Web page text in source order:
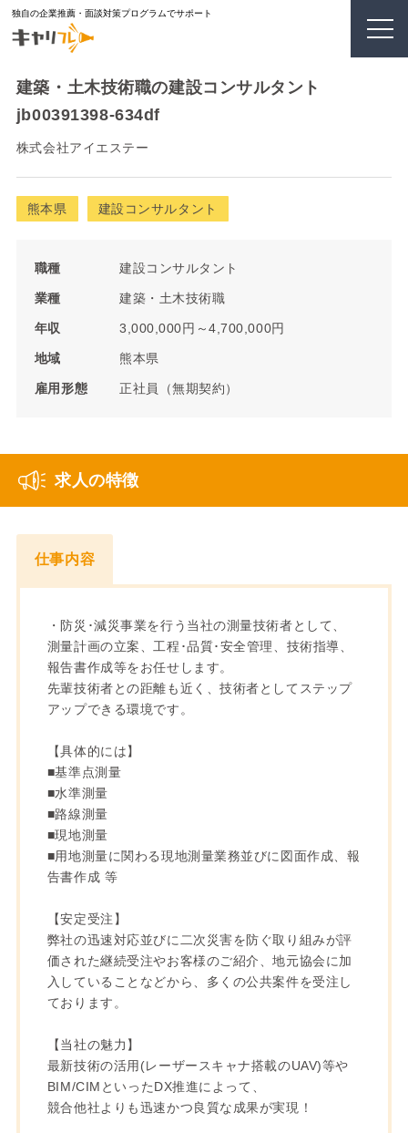
独自の企業推薦・面談対策プログラムでサポート
建築・土木技術職の建設コンサルタント
jb00391398-634df
株式会社アイエステー
熊本県 建設コンサルタント
職種 建設コンサルタント
業種 建築・土木技術職
年収 3,000,000円～4,700,000円
地域 熊本県
雇用形態 正社員（無期契約）
求人の特徴
仕事内容
・防災･減災事業を行う当社の測量技術者として、
測量計画の立案、工程･品質･安全管理、技術指導、
報告書作成等をお任せします。
先輩技術者との距離も近く、技術者としてステップ
アップできる環境です。
【具体的には】
■基準点測量
■水準測量
■路線測量
■現地測量
■用地測量に関わる現地測量業務並びに図面作成、報
告書作成 等
【安定受注】
弊社の迅速対応並びに二次災害を防ぐ取り組みが評
価された継続受注やお客様のご紹介、地元協会に加
入していることなどから、多くの公共案件を受注し
ております。
【当社の魅力】
最新技術の活用(レーザースキャナ搭載のUAV)等や
BIM/CIMといったDX推進によって、
競合他社よりも迅速かつ良質な成果が実現！